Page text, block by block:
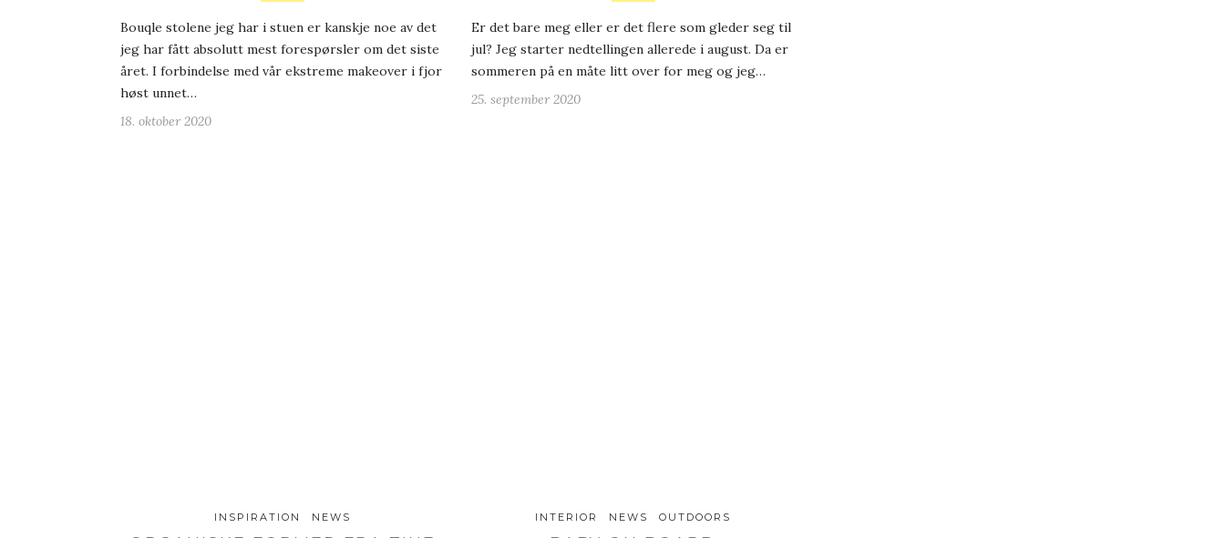
Bouqle stolene jeg har i stuen er kanskje noe av det
jeg har fått absolutt mest forespørsler om det siste
året. I forbindelse med vår ekstreme makeover i fjor
høst unnet…
18. oktober 2020
Er det bare meg eller er det flere som gleder seg til
jul? Jeg starter nedtellingen allerede i august. Da er
sommeren på en måte litt over for meg og jeg…
25. september 2020
INSPIRATION NEWS INTERIOR NEWS OUTDOORS